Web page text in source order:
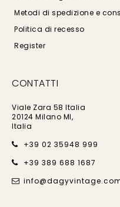
Metodi di spedizione e
Politica di recesso
Register
CONTATTI
Viale Zara 58 Italia
20124 Milano MI,
Italia
+39 02 35948 999
+39 389 688 1687